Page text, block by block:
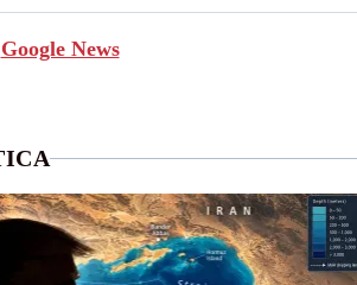
Google News